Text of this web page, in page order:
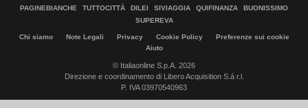
PAGINEBIANCHE
TUTTOCITTÀ DILEI SIVIAGGIA QUIFINANZA
BUONISSIMO
SUPEREVA
Chi siamo Note Legali Privacy Cookie Policy
Preferenze sui cookie
Aiuto
© Italiaonline S.p.A. 2026
Direzione e coordinamento di Libero Acquisition S.á r.l.
P. IVA 03970540963